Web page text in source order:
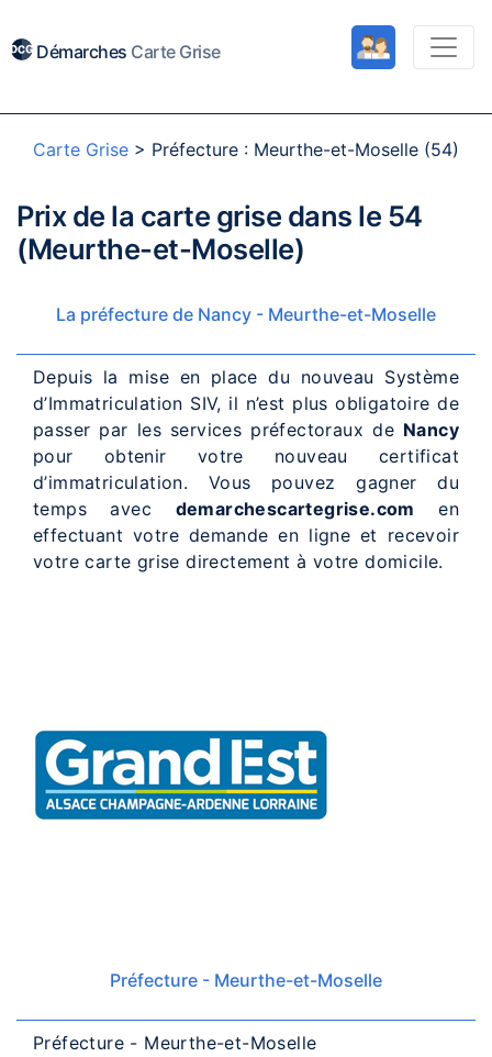
Démarches Carte Grise
Carte Grise > Préfecture : Meurthe-et-Moselle (54)
Prix de la carte grise dans le 54
(Meurthe-et-Moselle)
La préfecture de Nancy - Meurthe-et-Moselle
Depuis la mise en place du nouveau Système
d’Immatriculation SIV, il n’est plus obligatoire de
passer par les services préfectoraux de Nancy
pour obtenir votre nouveau certificat
d’immatriculation. Vous pouvez gagner du
temps avec demarchescartegrise.com en
effectuant votre demande en ligne et recevoir
votre carte grise directement à votre domicile.
Préfecture - Meurthe-et-Moselle
Préfecture - Meurthe-et-Moselle